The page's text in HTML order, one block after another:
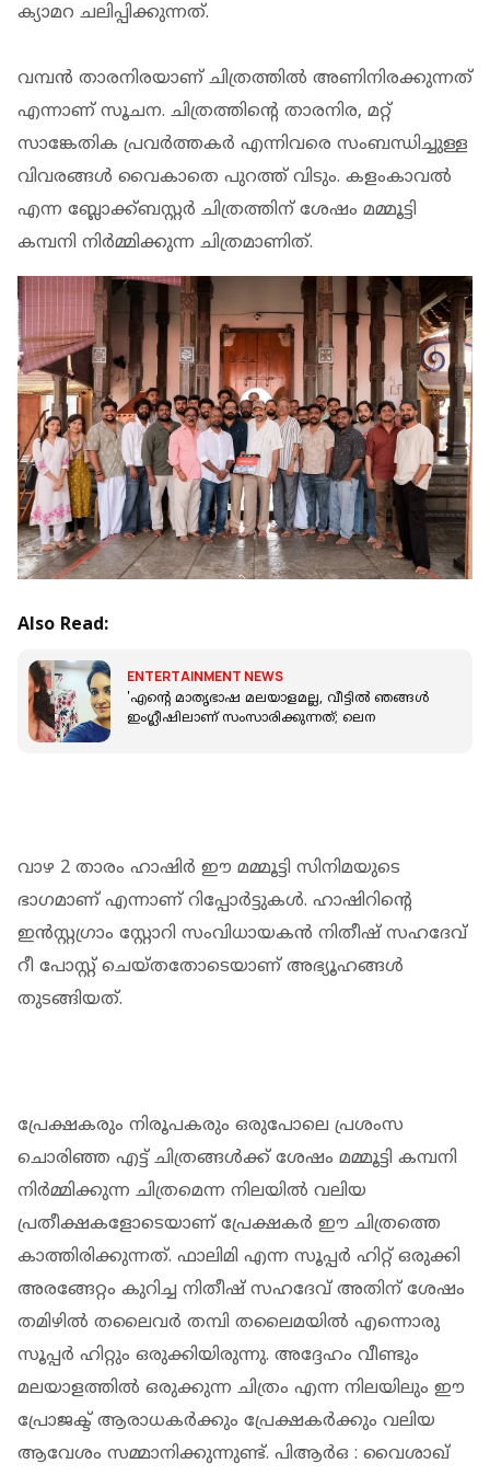
ക്യാമറ ചലിപ്പിക്കുന്നത്.
വമ്പന്‍ താരനിരയാണ് ചിത്രത്തില്‍ അണിനിരക്കുന്നത്
എന്നാണ് സൂചന. ചിത്രത്തിന്റെ താരനിര, മറ്റ്
സാങ്കേതിക പ്രവര്‍ത്തകര്‍ എന്നിവരെ സംബന്ധിച്ചുള്ള
വിവരങ്ങള്‍ വൈകാതെ പുറത്ത് വിടും. കളംകാവല്‍
എന്ന ബ്ലോക്ക്ബസ്റ്റര്‍ ചിത്രത്തിന് ശേഷം മമ്മൂട്ടി
കമ്പനി നിര്‍മ്മിക്കുന്ന ചിത്രമാണിത്.
Also Read:
ENTERTAINMENT NEWS
'എന്റെ മാതൃഭാഷ മലയാളമല്ല, വീട്ടില്‍ ഞങ്ങള്‍
ഇംഗ്ലീഷിലാണ് സംസാരിക്കുന്നത്; ലെന
വാഴ 2 താരം ഹാഷിര്‍ ഈ മമ്മൂട്ടി സിനിമയുടെ
ഭാഗമാണ് എന്നാണ് റിപ്പോര്‍ട്ടുകള്‍. ഹാഷിറിന്റെ
ഇന്‍സ്റ്റഗ്രാം സ്റ്റോറി സംവിധായകന്‍ നിതീഷ് സഹദേവ്
റീ പോസ്റ്റ് ചെയ്തതോടെയാണ് അഭ്യൂഹങ്ങള്‍
തുടങ്ങിയത്.
പ്രേക്ഷകരും നിരൂപകരും ഒരുപോലെ പ്രശംസ
ചൊരിഞ്ഞ എട്ട് ചിത്രങ്ങള്‍ക്ക് ശേഷം മമ്മൂട്ടി കമ്പനി
നിര്‍മ്മിക്കുന്ന ചിത്രമെന്ന നിലയില്‍ വലിയ
പ്രതീക്ഷകളോടെയാണ് പ്രേക്ഷകര്‍ ഈ ചിത്രത്തെ
കാത്തിരിക്കുന്നത്. ഫാലിമി എന്ന സൂപ്പര്‍ ഹിറ്റ് ഒരുക്കി
അരങ്ങേറ്റം കുറിച്ച നിതീഷ് സഹദേവ് അതിന് ശേഷം
തമിഴില്‍ തലൈവര്‍ തമ്പി തലൈമയില്‍ എന്നൊരു
സൂപ്പര്‍ ഹിറ്റും ഒരുക്കിയിരുന്നു. അദ്ദേഹം വീണ്ടും
മലയാളത്തില്‍ ഒരുക്കുന്ന ചിത്രം എന്ന നിലയിലും ഈ
പ്രോജക്ട് ആരാധകര്‍ക്കും പ്രേക്ഷകര്‍ക്കും വലിയ
ആവേശം സമ്മാനിക്കുന്നുണ്ട്. പിആര്‍ഒ : വൈശാഖ്